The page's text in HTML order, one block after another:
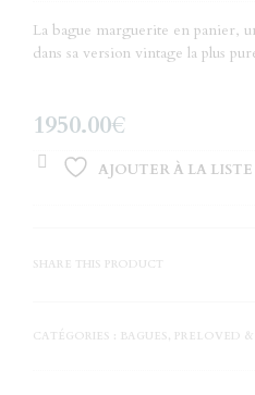
La bague marguerite en panier,
dans sa version vintage la plus
1950.00€
AJOUTER À LA LISTE
SHARE THIS PRODUCT
CATÉGORIES : BAGUES, PRELOVED